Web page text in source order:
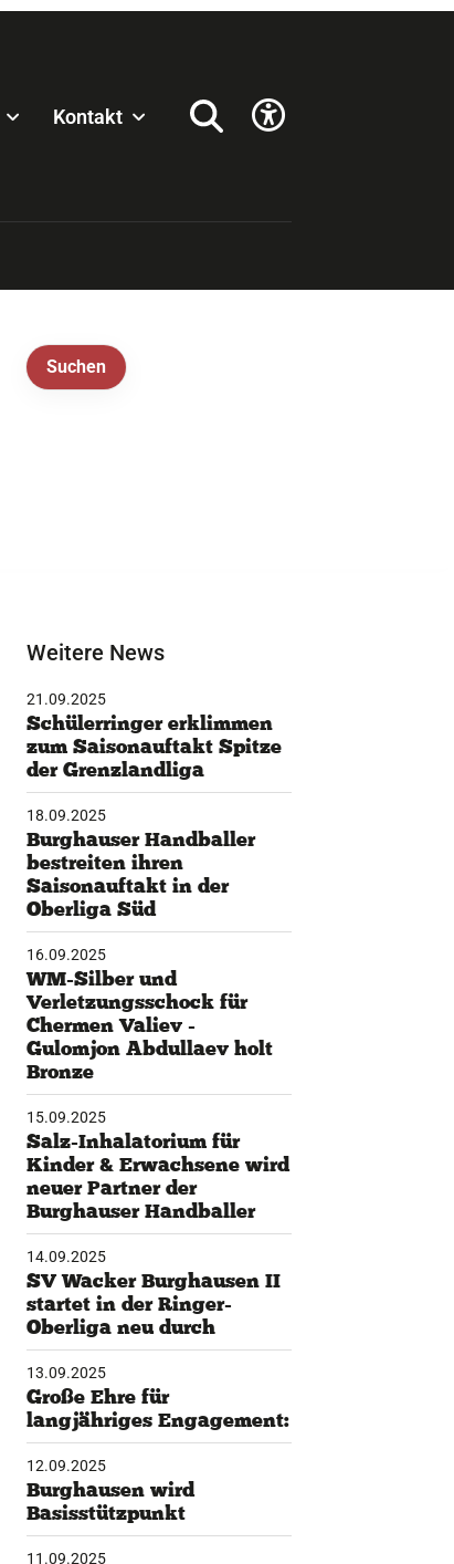
Kontakt
Weitere News
21.09.2025
Schülerringer erklimmen
zum Saisonauftakt Spitze
der Grenzlandliga
18.09.2025
Burghauser Handballer
bestreiten ihren
Saisonauftakt in der
Oberliga Süd
16.09.2025
WM-Silber und
Verletzungsschock für
Chermen Valiev -
Gulomjon Abdullaev holt
Bronze
15.09.2025
Salz-Inhalatorium für
Kinder & Erwachsene wird
neuer Partner der
Burghauser Handballer
14.09.2025
SV Wacker Burghausen II
startet in der Ringer-
Oberliga neu durch
13.09.2025
Große Ehre für
langjähriges Engagement:
12.09.2025
Burghausen wird
Basisstützpunkt
11.09.2025
Service